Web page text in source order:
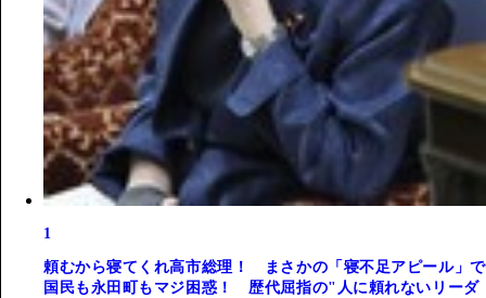
1
頼むから寝てくれ高市総理！ まさかの「寝不足アピール」で
国民も永田町もマジ困惑！ 歴代屈指の"人に頼れないリーダ